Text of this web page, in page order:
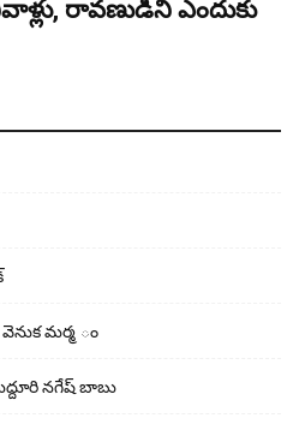
రావణుడిని ఎందుకు
మర్మ ం
నగేష్ బాబు